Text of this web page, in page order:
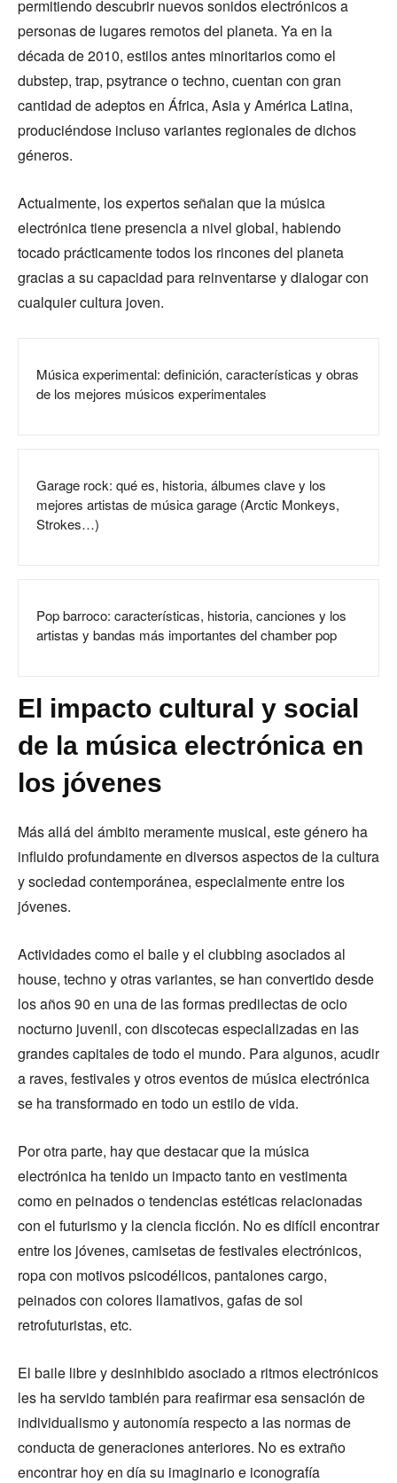
permitiendo descubrir nuevos sonidos electrónicos a
personas de lugares remotos del planeta. Ya en la
década de 2010, estilos antes minoritarios como el
dubstep, trap, psytrance o techno, cuentan con gran
cantidad de adeptos en África, Asia y América Latina,
produciéndose incluso variantes regionales de dichos
géneros.
Actualmente, los expertos señalan que la música
electrónica tiene presencia a nivel global, habiendo
tocado prácticamente todos los rincones del planeta
gracias a su capacidad para reinventarse y dialogar con
cualquier cultura joven.
Música experimental: definición, características y obras
de los mejores músicos experimentales
Garage rock: qué es, historia, álbumes clave y los
mejores artistas de música garage (Arctic Monkeys,
Strokes…)
Pop barroco: características, historia, canciones y los
artistas y bandas más importantes del chamber pop
El impacto cultural y social
de la música electrónica en
los jóvenes
Más allá del ámbito meramente musical, este género ha
influido profundamente en diversos aspectos de la cultura
y sociedad contemporánea, especialmente entre los
jóvenes.
Actividades como el baile y el clubbing asociados al
house, techno y otras variantes, se han convertido desde
los años 90 en una de las formas predilectas de ocio
nocturno juvenil, con discotecas especializadas en las
grandes capitales de todo el mundo. Para algunos, acudir
a raves, festivales y otros eventos de música electrónica
se ha transformado en todo un estilo de vida.
Por otra parte, hay que destacar que la música
electrónica ha tenido un impacto tanto en vestimenta
como en peinados o tendencias estéticas relacionadas
con el futurismo y la ciencia ficción. No es difícil encontrar
entre los jóvenes, camisetas de festivales electrónicos,
ropa con motivos psicodélicos, pantalones cargo,
peinados con colores llamativos, gafas de sol
retrofuturistas, etc.
El baile libre y desinhibido asociado a ritmos electrónicos
les ha servido también para reafirmar esa sensación de
individualismo y autonomía respecto a las normas de
conducta de generaciones anteriores. No es extraño
encontrar hoy en día su imaginario e iconografía